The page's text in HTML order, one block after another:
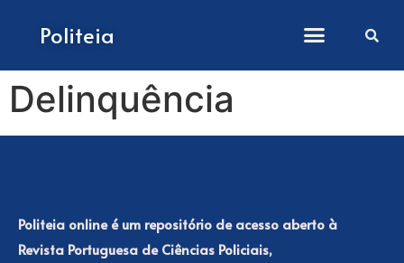
Politeia
Delinquência
Politeia online é um repositório de acesso aberto à
Revista Portuguesa de Ciências Policiais,